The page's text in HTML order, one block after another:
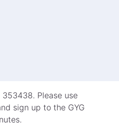
Please use
sign up to the GYG